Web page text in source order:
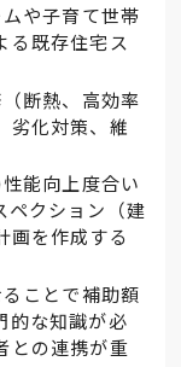
や子育て世帯
る既存住宅ス
断熱、高効率
劣化対策、維
能向上度合い
ペクション（建
画を作成する
ことで補助額
的な知識が必
との連携が重